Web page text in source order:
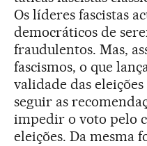
Os líderes fascistas
democráticos de
fraudulentos. Mas,
fascismos, o que
validade das
seguir as
impedir o voto pelo
eleições. Da mesma